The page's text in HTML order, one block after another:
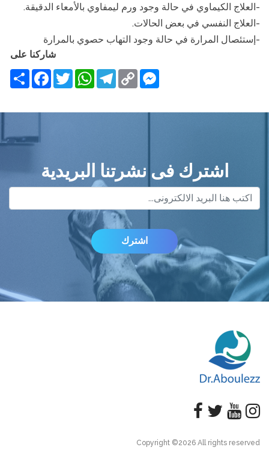
-العلاج الكيماوي في حالة وجود ورم ليمفاوي بالأمعاء الدقيقة.
-العلاج النفسي في بعض الحالات.
-إستئصال المرارة في حالة وجود التهاب حصوي بالمرارة
شاركنا على
Share
FacebookTwitter
WhatsAppTelegramCopy
Link
Messenger
اشترك فى نشرتنا البريدية
Copyright ©2026 All rights reserved